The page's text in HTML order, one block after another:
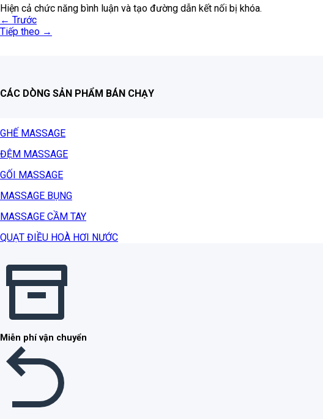
Hiện cả chức năng bình luận và tạo đường dẫn kết nối bị khóa.
← Trước
Tiếp theo →
CÁC DÒNG SẢN PHẨM BÁN CHẠY
GHẾ MASSAGE
ĐỆM MASSAGE
GỐI MASSAGE
MASSAGE BỤNG
MASSAGE CẦM TAY
QUẠT ĐIỀU HOÀ HƠI NƯỚC
Miễn phí vận chuyển